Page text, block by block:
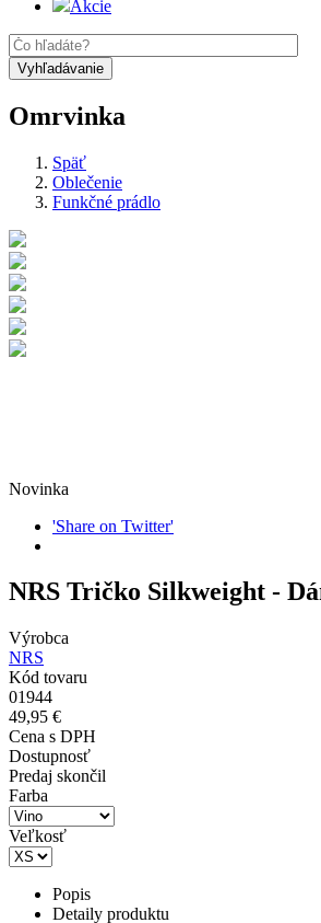
Akcie
Omrvinka
Späť
Oblečenie
Funkčné prádlo
Novinka
'Share on Twitter'
NRS Tričko Silkweight -
Výrobca
NRS
Kód tovaru
01944
49,95 €
Cena s DPH
Dostupnosť
Predaj skončil
Farba
Veľkosť
Popis
Detaily produktu